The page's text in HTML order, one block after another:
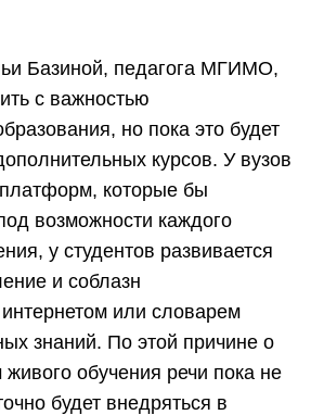
Базиной, педагога МГИМО,
с важностью
но пока это будет
курсов. У вузов
которые бы
возможности каждого
у студентов развивается
и соблазн
или словарем
знаний. По этой причине о
обучения речи пока не
будет внедряться в